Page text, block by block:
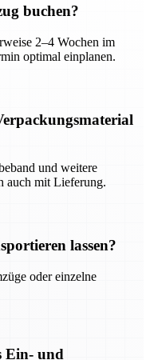
buchen?
2–4 Wochen im
optimal einplanen.
und weitere
auch mit Lieferung.
lassen?
oder einzelne
Ein- und